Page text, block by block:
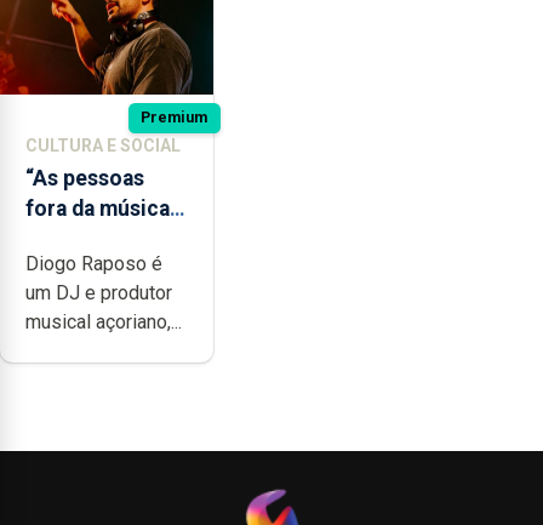
Premium
CULTURA E SOCIAL
“As pessoas
fora da música
do quão difícil é
produzir uma
música”
Diogo Raposo é
um DJ e produtor
musical açoriano,...